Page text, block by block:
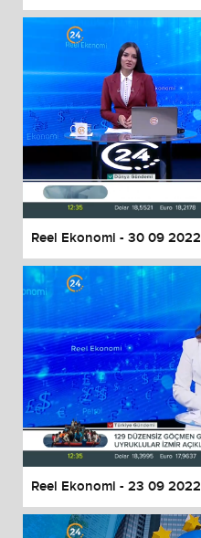
Reel Ekonomi - 30 09 2022
Reel Ekonomi - 23 09 2022